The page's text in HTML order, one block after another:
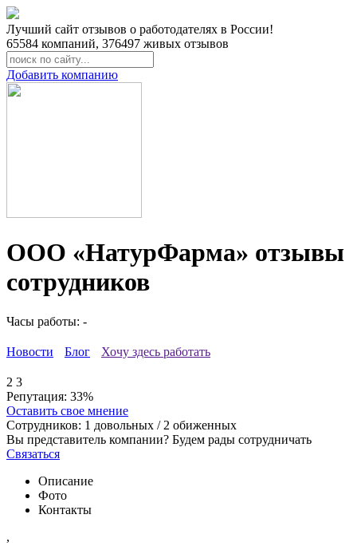
Лучший сайт отзывов о работодателях в России!
65584 компаний, 376497 живых отзывов
Добавить компанию
ООО «НатурФарма» отзывы
сотрудников
Часы работы: -
Новости Блог Хочу здесь работать
2 3
Репутация: 33%
Оставить свое мнение
Сотрудников: 1 довольных / 2 обиженных
Вы представитель компании? Будем рады сотрудничать
Связаться
Описание
Фото
Контакты
,